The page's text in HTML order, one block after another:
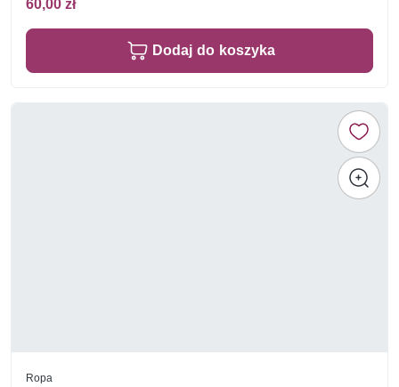
60,00 zł
Dodaj do koszyka
Ropa